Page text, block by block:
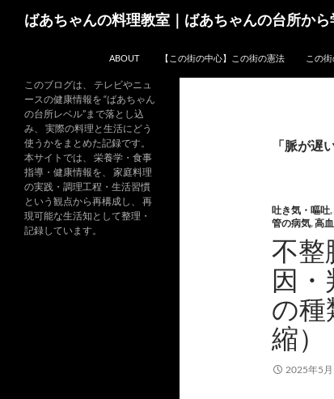
ばあちゃんの料理教室｜ばあちゃんの台所か
ABOUT 【この街の中心】この街の憲法 この
「脈が遅
吐き気・嘔吐,
管の病気,高
不整
因
の種
縮）
2025年5
このブログは、 テレビやニュ
ースの健康情報を “ばあちゃん
の台所レベル”まで落とし込
み、 実際の料理と生活にどう
使うかをまとめた記録です。
本サイトでは、 栄養学・食事
指導・健康情報を、 家庭料理
の実践・調理工程・生活習慣
という観点から再構成し、 再
現可能な生活知として整理・
記録しています。